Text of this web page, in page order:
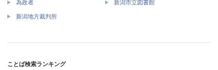
為政者 新潟市立図書館
新潟地方裁判所
ことば検索ランキング